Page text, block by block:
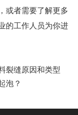
或者需要了解更多
的工作人员为你进
裂缝原因和类型
泡？